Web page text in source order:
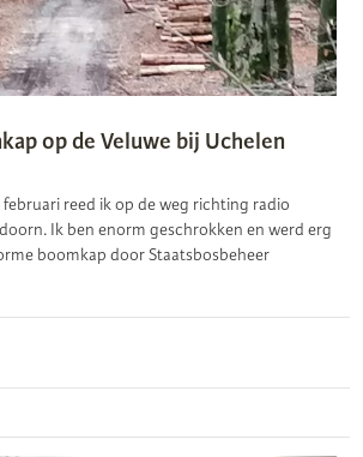
op de Veluwe bij Uchelen
februari reed ik op de weg richting radio
Ik ben enorm geschrokken en werd erg
boomkap door Staatsbosbeheer